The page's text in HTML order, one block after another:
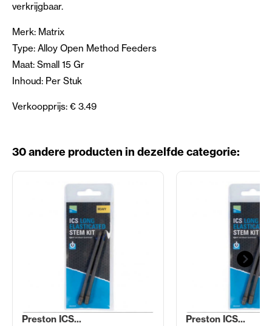
verkrijgbaar.
Merk: Matrix
Type: Alloy Open Method Feeders
Maat: Small 15 Gr
Inhoud: Per Stuk
Verkoopprijs: € 3.49
30 andere producten in dezelfde categorie:
Preston ICS...
Preston ICS...